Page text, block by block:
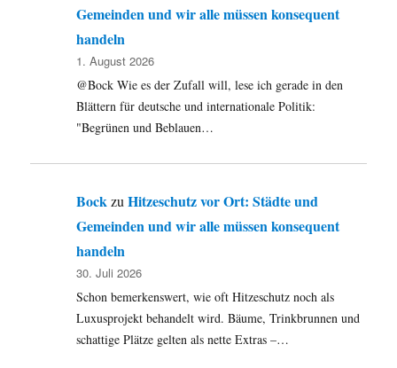
Gemeinden und wir alle müssen konsequent
handeln
1. August 2026
@Bock Wie es der Zufall will, lese ich gerade in den
Blättern für deutsche und internationale Politik:
"Begrünen und Beblauen…
Bock zuHitzeschutz vor Ort: Städte und
Gemeinden und wir alle müssen konsequent
handeln
30. Juli 2026
Schon bemerkenswert, wie oft Hitzeschutz noch als
Luxusprojekt behandelt wird. Bäume, Trinkbrunnen und
schattige Plätze gelten als nette Extras –…